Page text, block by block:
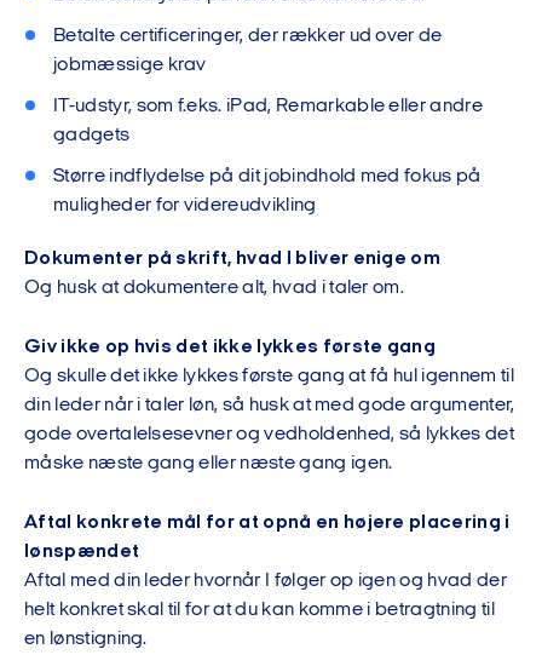
Betalte certificeringer, der rækker ud over de
jobmæssige krav
IT-udstyr, som f.eks. iPad, Remarkable eller andre
gadgets
Større indflydelse på dit jobindhold med fokus på
muligheder for videreudvikling
Dokumenter på skrift, hvad I bliver enige om
Og husk at dokumentere alt, hvad i taler om.
Giv ikke op hvis det ikke lykkes første gang
Og skulle det ikke lykkes første gang at få hul igennem til
din leder når i taler løn, så husk at med gode argumenter,
gode overtalelsesevner og vedholdenhed, så lykkes det
måske næste gang eller næste gang igen.
Aftal konkrete mål for at opnå en højere placering i
lønspændet
Aftal med din leder hvornår I følger op igen og hvad der
helt konkret skal til for at du kan komme i betragtning til
en lønstigning.